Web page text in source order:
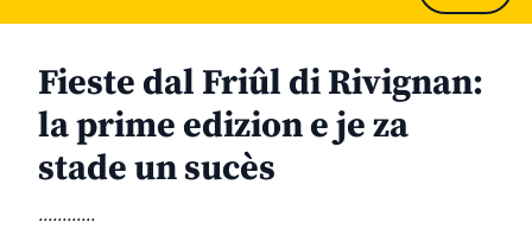
Fieste dal Friûl di Rivignan:
la prime edizion e je za
stade un sucès
............